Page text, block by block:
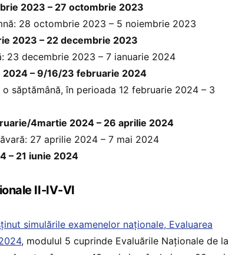
2023 – 27 octombrie 2023
28 octombrie 2023 – 5 noiembrie 2023
2023 – 22 decembrie 2023
23 decembrie 2023 – 7 ianuarie 2024
2024 – 9/16/23 februarie 2024
o săptămână, în perioada 12 februarie 2024 – 3
4martie 2024 – 26 aprilie 2024
27 aprilie 2024 – 7 mai 2024
– 21 iunie 2024
II-IV-VI
simulările examenelor naționale, Evaluarea
, modulul 5 cuprinde Evaluările Naționale de la